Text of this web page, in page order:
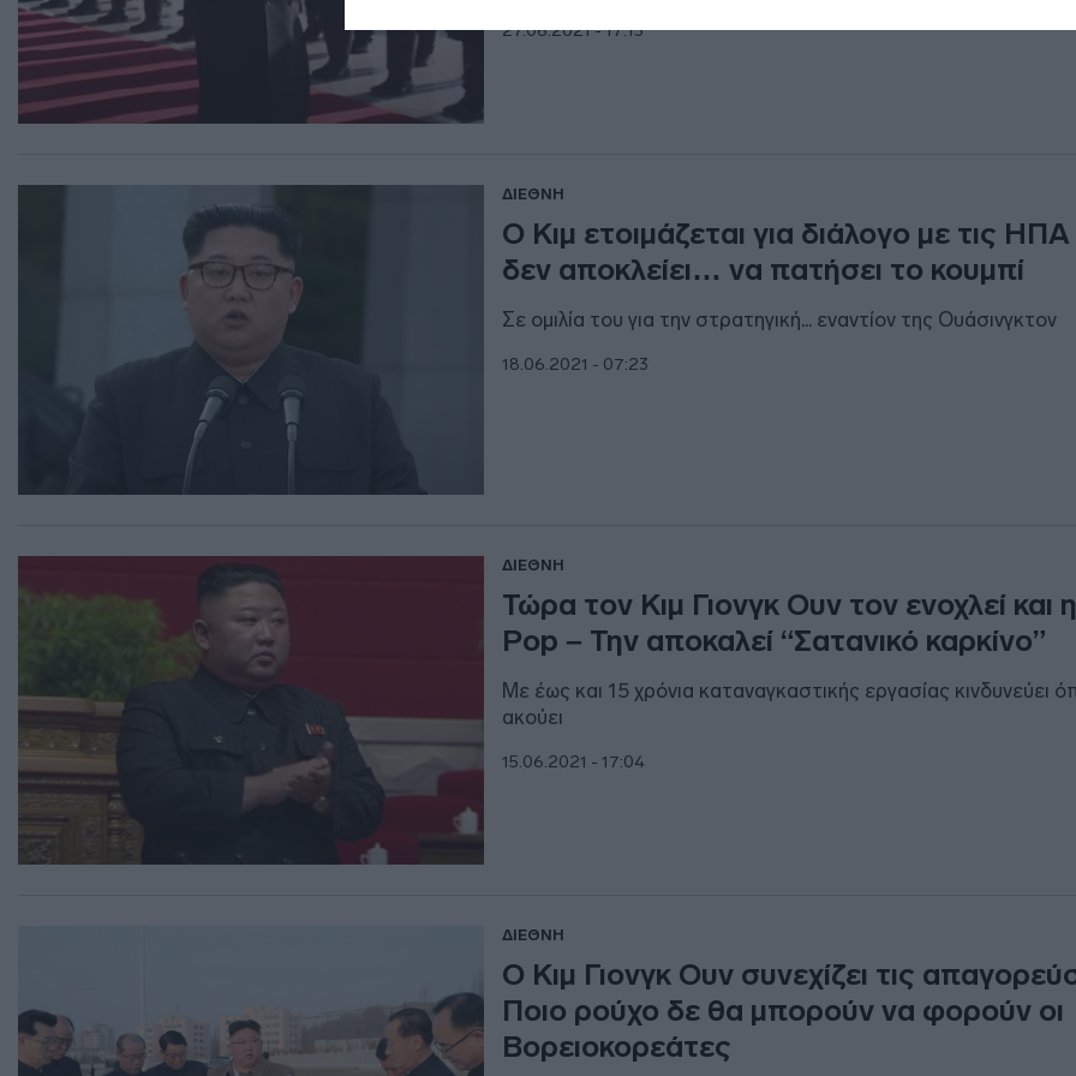
27.06.2021 - 17:13
ΔΙΕΘΝΗ
Ο Κιμ ετοιμάζεται για διάλογο με τις
δεν αποκλείει… να πατήσει το κουμπί
Σε ομιλία του για την στρατηγική... εναντίον της Ουάσινγκτον
18.06.2021 - 07:23
ΔΙΕΘΝΗ
Τώρα τον Κιμ Γιονγκ Ουν τον ενοχλεί και
Pop – Την αποκαλεί “Σατανικό καρκίνο”
Με έως και 15 χρόνια καταναγκαστικής εργασίας κινδυνεύει
ακούει
15.06.2021 - 17:04
ΔΙΕΘΝΗ
Ο Κιμ Γιονγκ Ουν συνεχίζει τις
Ποιο ρούχο δε θα μπορούν να φορούν οι
Βορειοκορεάτες